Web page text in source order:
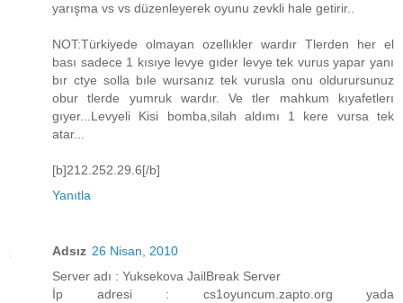
yarışma vs vs düzenleyerek oyunu zevkli hale getirir..
NOT:Türkiyede olmayan ozellıkler wardır Tlerden her el
bası sadece 1 kısıye levye gıder levye tek vurus yapar yanı
bır ctye solla bıle wursanız tek vurusla onu oldurursunuz
obur tlerde yumruk wardır. Ve tler mahkum kıyafetlerı
gıyer...Levyeli Kisi bomba,silah aldımı 1 kere vursa tek
atar...
[b]212.252.29.6[/b]
Yanıtla
Adsız 26 Nisan, 2010
Server adı : Yuksekova JailBreak Server
İp adresi : cs1oyuncum.zapto.org yada